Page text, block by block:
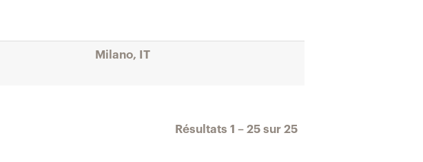
Milano, IT
Résultats 1 – 25 sur 25